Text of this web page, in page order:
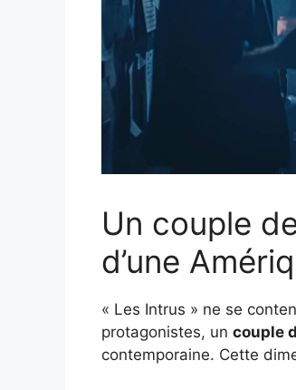
Un couple
d’une
« Les Intrus » ne se
protagonistes, un couple
contemporaine. Cette